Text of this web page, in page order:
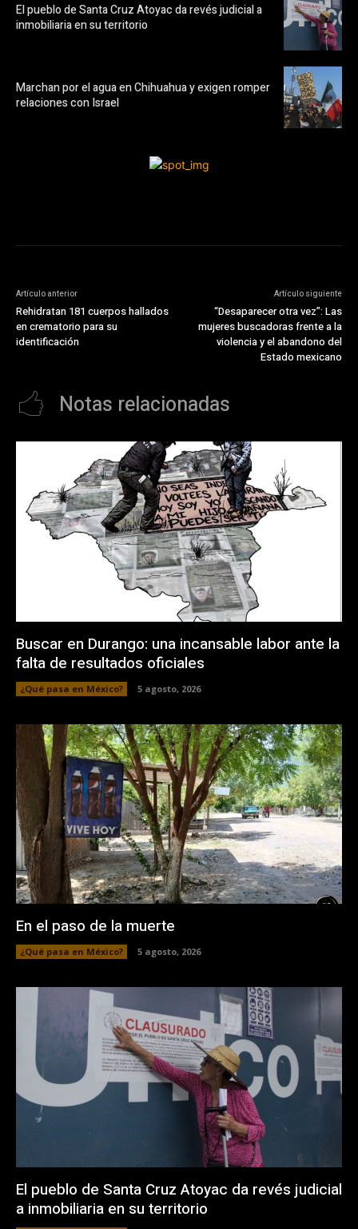
El pueblo de Santa Cruz Atoyac da revés judicial a
inmobiliaria en su territorio
Marchan por el agua en Chihuahua y exigen romper
relaciones con Israel
Artículo anterior
Rehidratan 181 cuerpos hallados
en crematorio para su
identificación
Artículo siguiente
“Desaparecer otra vez”: Las
mujeres buscadoras frente a la
violencia y el abandono del
Estado mexicano
Notas relacionadas
Buscar en Durango: una incansable labor ante la
falta de resultados oficiales
¿Qué pasa en México? 5 agosto, 2026
En el paso de la muerte
¿Qué pasa en México? 5 agosto, 2026
El pueblo de Santa Cruz Atoyac da revés judicial
a inmobiliaria en su territorio